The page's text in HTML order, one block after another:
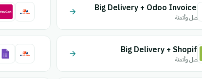
Big Delivery + Odoo Invoices
اتصل وأتمتة
Big Delivery + Shopify
اتصل وأتمتة